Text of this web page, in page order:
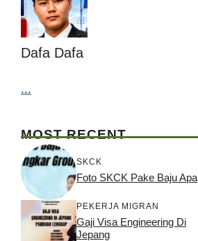
Dafa Dafa
...
MOST RECENT
SKCK
Foto SKCK Pake Baju Apa
PEKERJA MIGRAN
Gaji Visa Engineering Di
Jepang